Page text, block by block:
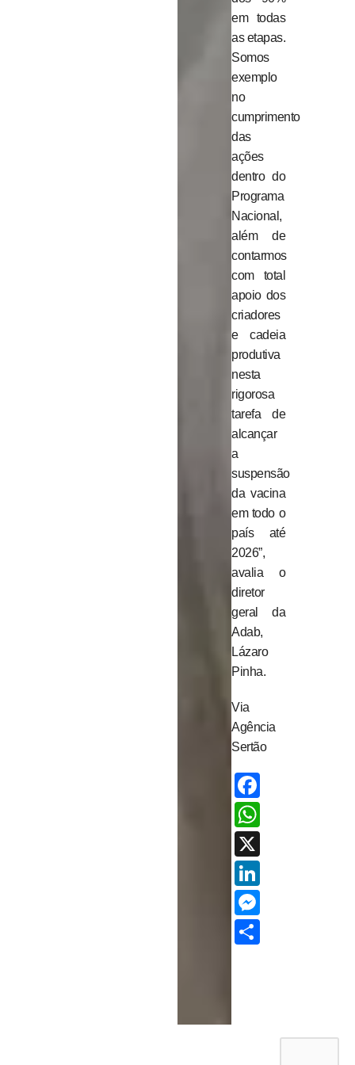
em todas
as etapas.
Somos
exemplo
no
cumprimento
das
ações
dentro do
Programa
Nacional,
além de
contarmos
com total
apoio dos
criadores
e cadeia
produtiva
nesta
rigorosa
tarefa de
alcançar
a
suspensão
da vacina
em todo o
país até
2026”,
avalia o
diretor
geral da
Adab,
Lázaro
Pinha.
Via
Agência
Sertão